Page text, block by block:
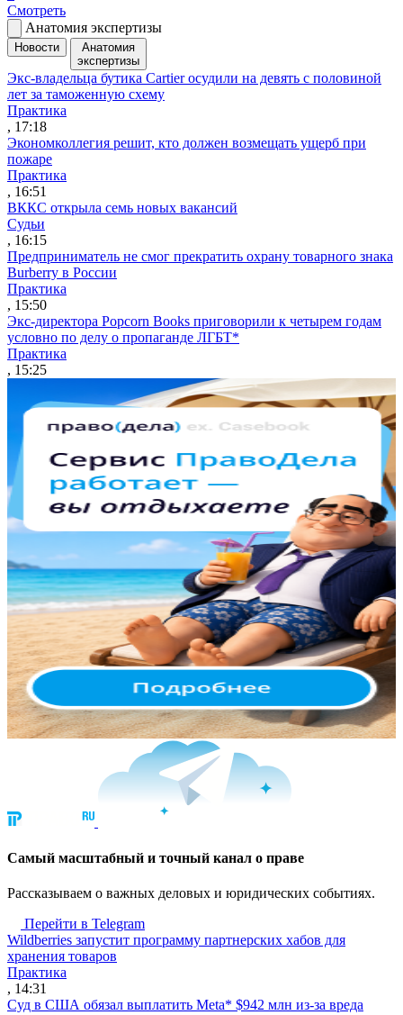
Смотреть
Анатомия экспертизы
Новости
Анатомия
экспертизы
Экс-владельца бутика Cartier осудили на девять с половиной
лет за таможенную схему
Практика
, 17:18
Экономколлегия решит, кто должен возмещать ущерб при
пожаре
Практика
, 16:51
ВККС открыла семь новых вакансий
Судьи
, 16:15
Предприниматель не смог прекратить охрану товарного знака
Burberry в России
Практика
, 15:50
Экс-директора Popcorn Books приговорили к четырем годам
условно по делу о пропаганде ЛГБТ*
Практика
, 15:25
Cамый масштабный и точный канал о праве
Рассказываем о важных деловых и юридических событиях.
Перейти в Telegram
Wildberries запустит программу партнерских хабов для
хранения товаров
Практика
, 14:31
Суд в США обязал выплатить Meta* $942 млн из-за вреда